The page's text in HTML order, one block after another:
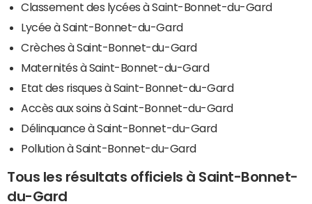
Classement des lycées à Saint-Bonnet-du-Gard
Lycée à Saint-Bonnet-du-Gard
Crèches à Saint-Bonnet-du-Gard
Maternités à Saint-Bonnet-du-Gard
Etat des risques à Saint-Bonnet-du-Gard
Accès aux soins à Saint-Bonnet-du-Gard
Délinquance à Saint-Bonnet-du-Gard
Pollution à Saint-Bonnet-du-Gard
Tous les résultats officiels à Saint-Bonnet-
du-Gard